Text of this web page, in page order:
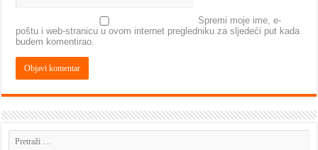
Spremi moje ime, e-
poštu i web-stranicu u ovom internet pregledniku za sljedeći put kada
budem komentirao.